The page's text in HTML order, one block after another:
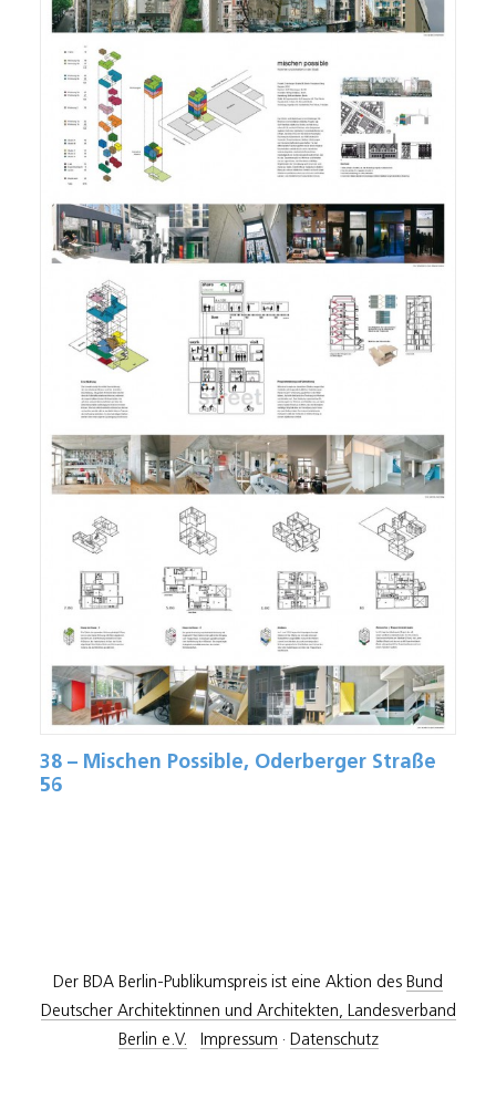
38 – Mischen Possible, Oderberger Straße
56
Der BDA Berlin-Publikumspreis ist eine Aktion des Bund
Deutscher Architektinnen und Architekten, Landesverband
Berlin e.V.
Impressum · Datenschutz